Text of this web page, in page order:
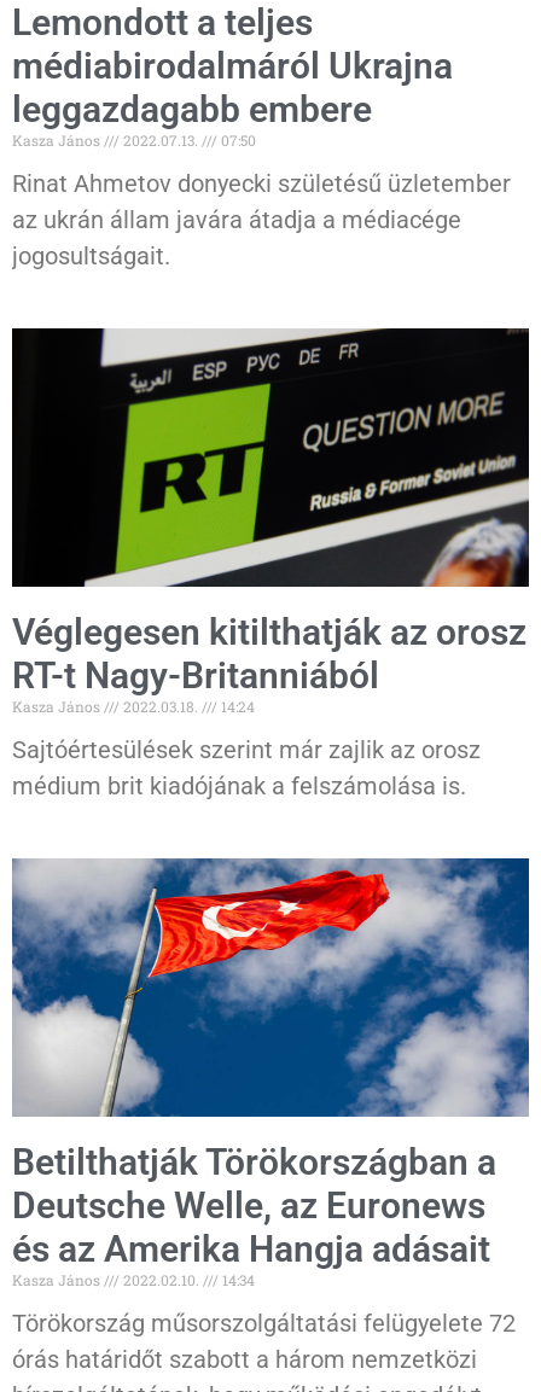
Lemondott a teljes
médiabirodalmáról Ukrajna
leggazdagabb embere
Kasza János 2022.07.13. 07:50
Rinat Ahmetov donyecki születésű üzletember
az ukrán állam javára átadja a médiacége
jogosultságait.
Véglegesen kitilthatják az orosz
RT-t Nagy-Britanniából
Kasza János 2022.03.18. 14:24
Sajtóértesülések szerint már zajlik az orosz
médium brit kiadójának a felszámolása is.
Betilthatják Törökországban a
Deutsche Welle, az Euronews
és az Amerika Hangja adásait
Kasza János 2022.02.10. 14:34
Törökország műsorszolgáltatási felügyelete 72
órás határidőt szabott a három nemzetközi